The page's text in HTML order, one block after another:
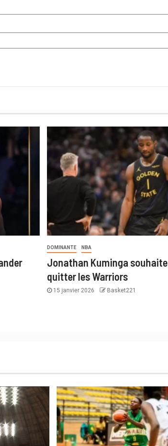
DOMINANTE NBA
Jonathan Kuminga souhaite
quitter les Warriors
15 janvier 2026 Basket221